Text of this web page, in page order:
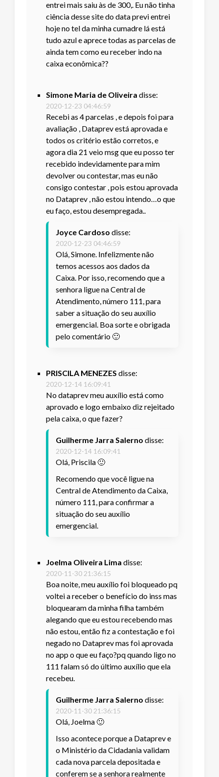
entrei mais saiu às de 300,. Eu não tinha
ciência desse site do data previ entrei
hoje no tel da minha cumadre lá está
tudo azul e aprece todas as parcelas de
ainda tem como eu receber indo na
caixa econômica??
Simone Maria de Oliveira disse:
2020-12-23 04:46:59
Recebi as 4 parcelas , e depois foi para
avaliação , Dataprev está aprovada e
todos os critério estão corretos, e
agora dia 21 veio msg que eu posso ter
recebido indevidamente para mim
devolver ou contestar, mas eu não
consigo contestar , pois estou aprovada
no Dataprev , não estou intendo…o que
eu faço, estou desempregada..
Joyce Cardoso disse:
2020-12-23 04:46:59
Olá, Simone. Infelizmente não
temos acessos aos dados da
Caixa. Por isso, recomendo que a
senhora ligue na Central de
Atendimento, número 111, para
saber a situação do seu auxílio
emergencial. Boa sorte e obrigada
pelo comentário 🙂
PRISCILA MENEZES disse:
2020-12-14 16:09:41
No dataprev meu auxílio está como
aprovado e logo embaixo diz rejeitado
pela caixa, o que fazer?
Guilherme Jarra Salerno disse:
2020-12-14 16:09:41
Olá, Priscila 🙂
Recomendo que você ligue na
Central de Atendimento da Caixa,
número 111, para confirmar a
situação do seu auxílio
emergencial.
Joelma Oliveira Lima disse:
2020-11-30 21:36:15
Boa noite, meu auxílio foi bloqueado pq
voltei a receber o benefício do inss mas
bloquearam da minha filha também
alegando que eu estou recebendo mas
não estou, então fiz a contestação e foi
negado no Dataprev mas foi aprovada
no app o que eu faço?pq quando ligo no
111 falam só do último auxílio que ela
recebeu.
Guilherme Jarra Salerno disse:
2020-11-30 21:36:15
Olá, Joelma 🙂
Isso acontece porque a Dataprev e
o Ministério da Cidadania validam
cada nova parcela depositada e
conferem se a senhora realmente